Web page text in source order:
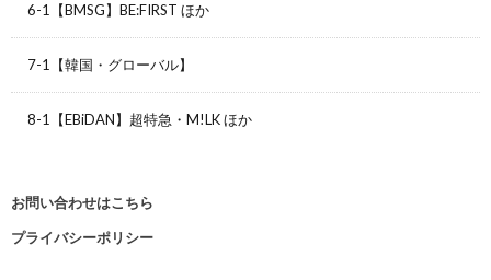
6-1【BMSG】BE:FIRST ほか
7-1【韓国・グローバル】
8-1【EBiDAN】超特急・M!LK ほか
お問い合わせはこちら
プライバシーポリシー